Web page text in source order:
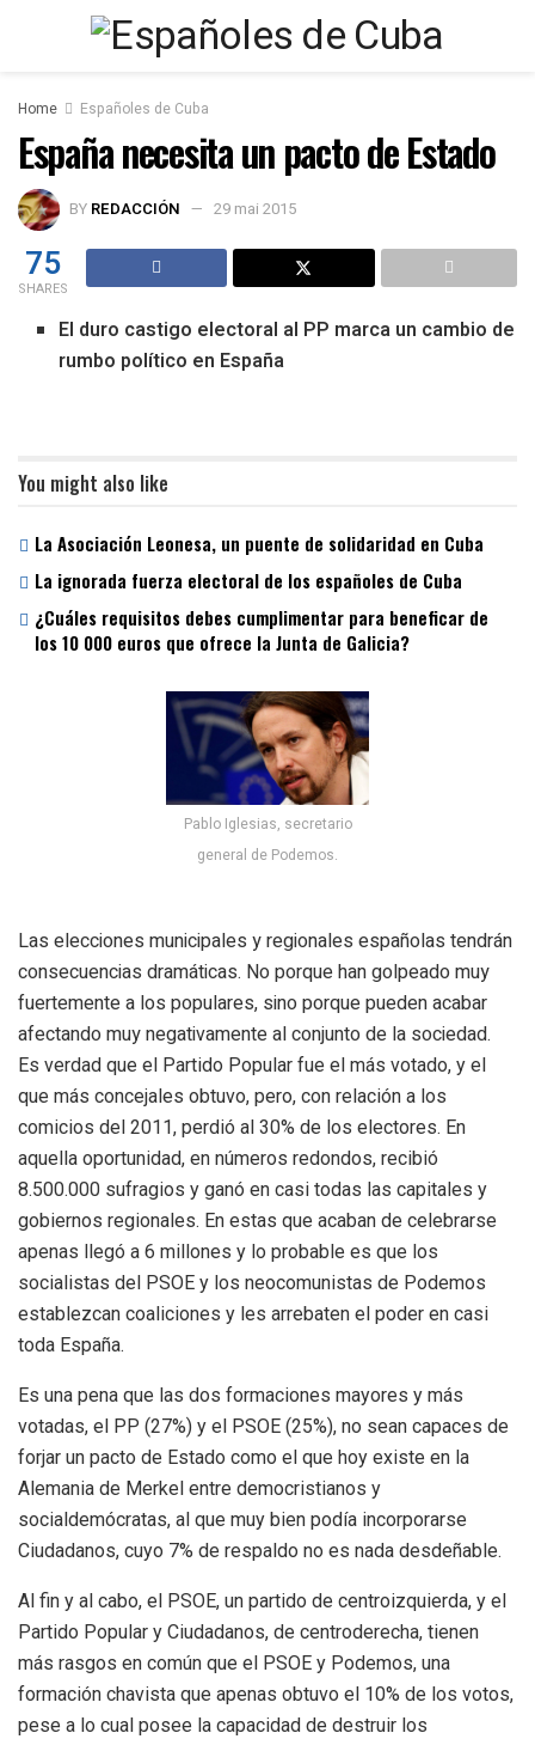
Home Españoles de Cuba
España necesita un pacto de Estado
BY REDACCIÓN 29 mai 2015
75
SHARES
El duro castigo electoral al PP marca un cambio de
rumbo político en España
You might also like
La Asociación Leonesa, un puente de solidaridad en Cuba
La ignorada fuerza electoral de los españoles de Cuba
¿Cuáles requisitos debes cumplimentar para beneficar de
los 10 000 euros que ofrece la Junta de Galicia?
Pablo Iglesias, secretario
general de Podemos.
Las elecciones municipales y regionales españolas tendrán
consecuencias dramáticas. No porque han golpeado muy
fuertemente a los populares, sino porque pueden acabar
afectando muy negativamente al conjunto de la sociedad.
Es verdad que el Partido Popular fue el más votado, y el
que más concejales obtuvo, pero, con relación a los
comicios del 2011, perdió al 30% de los electores. En
aquella oportunidad, en números redondos, recibió
8.500.000 sufragios y ganó en casi todas las capitales y
gobiernos regionales. En estas que acaban de celebrarse
apenas llegó a 6 millones y lo probable es que los
socialistas del PSOE y los neocomunistas de Podemos
establezcan coaliciones y les arrebaten el poder en casi
toda España.
Es una pena que las dos formaciones mayores y más
votadas, el PP (27%) y el PSOE (25%), no sean capaces de
forjar un pacto de Estado como el que hoy existe en la
Alemania de Merkel entre democristianos y
socialdemócratas, al que muy bien podía incorporarse
Ciudadanos, cuyo 7% de respaldo no es nada desdeñable.
Al fin y al cabo, el PSOE, un partido de centroizquierda, y el
Partido Popular y Ciudadanos, de centroderecha, tienen
más rasgos en común que el PSOE y Podemos, una
formación chavista que apenas obtuvo el 10% de los votos,
pese a lo cual posee la capacidad de destruir los